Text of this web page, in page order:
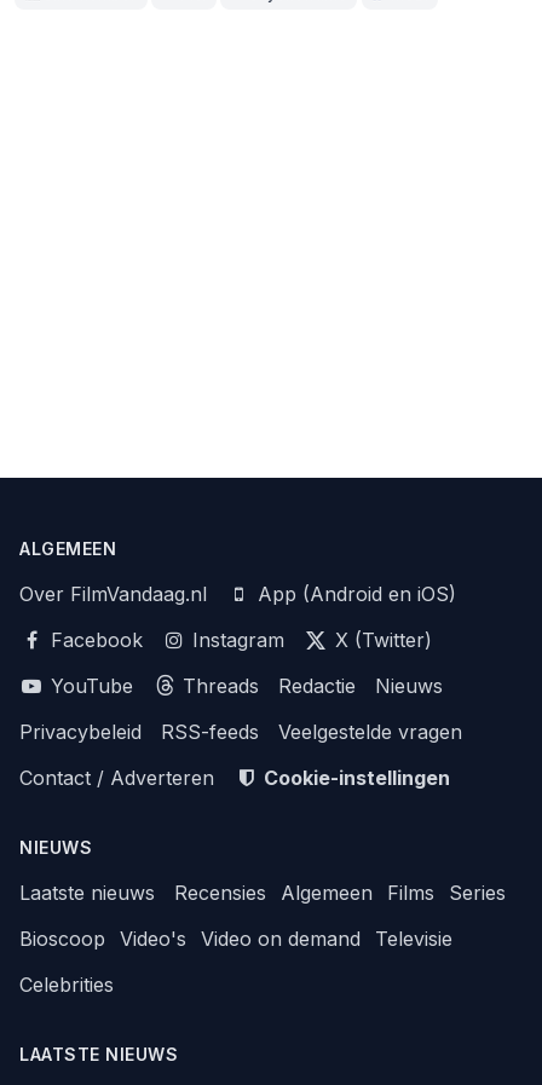
ALGEMEEN
Over FilmVandaag.nl
App (Android en iOS)
Facebook
Instagram
X (Twitter)
YouTube
Threads Redactie
Nieuws
Privacybeleid
RSS-feeds
Veelgestelde vragen
Contact / Adverteren
Cookie-instellingen
NIEUWS
Laatste nieuws Recensies Algemeen Films
Series
Bioscoop
Video's Video on demand
Televisie
Celebrities
LAATSTE NIEUWS